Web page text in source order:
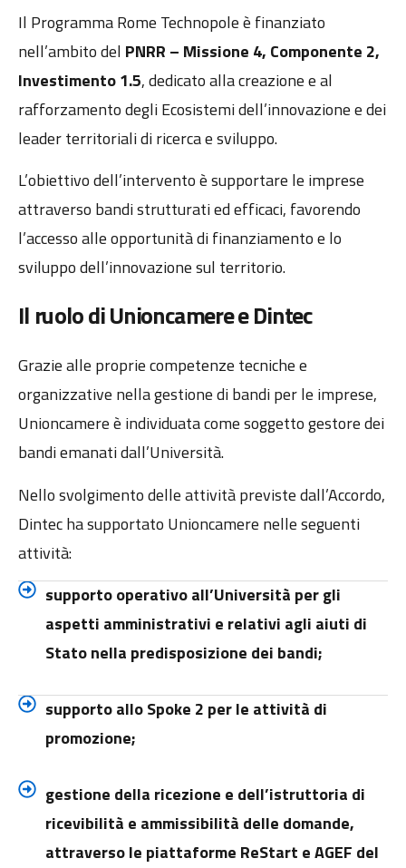
Il Programma Rome Technopole è finanziato
nell’ambito del PNRR – Missione 4, Componente 2,
Investimento 1.5, dedicato alla creazione e al
rafforzamento degli Ecosistemi dell’innovazione e dei
leader territoriali di ricerca e sviluppo.
L’obiettivo dell’intervento è supportare le imprese
attraverso bandi strutturati ed efficaci, favorendo
l’accesso alle opportunità di finanziamento e lo
sviluppo dell’innovazione sul territorio.
Il ruolo di Unioncamere e Dintec
Grazie alle proprie competenze tecniche e
organizzative nella gestione di bandi per le imprese,
Unioncamere è individuata come soggetto gestore dei
bandi emanati dall’Università.
Nello svolgimento delle attività previste dall’Accordo,
Dintec ha supportato Unioncamere nelle seguenti
attività:
supporto operativo all’Università per gli
aspetti amministrativi e relativi agli aiuti di
Stato nella predisposizione dei bandi;
supporto allo Spoke 2 per le attività di
promozione;
gestione della ricezione e dell’istruttoria di
ricevibilità e ammissibilità delle domande,
attraverso le piattaforme ReStart e AGEF del